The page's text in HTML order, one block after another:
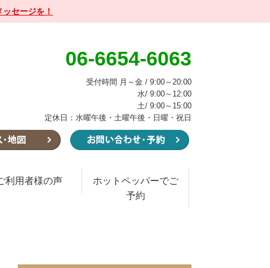
セージを！
06-6654-6063
受付時間 月～金 / 9:00～20:00
水/ 9:00～12:00
土/ 9:00～15:00
定休日：水曜午後・土曜午後・日曜・祝日
利用者様の声
ホットペッパーでご
予約